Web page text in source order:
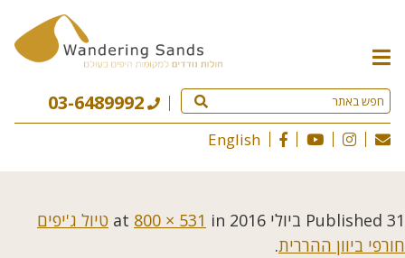
תפריט
האתר
03-6489992
English
Published 31 ביולי 2016 800 × 531 in
טיול ג'יפים
חורפי ביוון ההררית.